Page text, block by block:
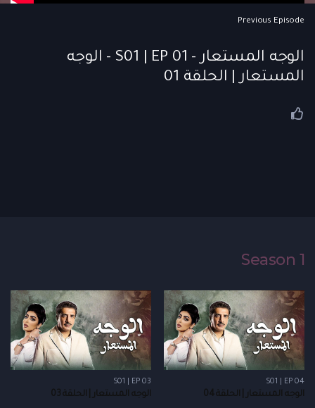
Previous Episode
الوجه المستعار - S01 | EP 01 - الوجه
المستعار | الحلقة 01
Season 1
S01 | EP 04
الوجه المستعار | الحلقة 04
S01 | EP 03
الوجه المستعار | الحلقة 03